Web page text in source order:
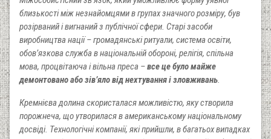
близькості між незнайомцями в групах значного розміру, був
розірваний і вигнаний з публічної сфери. Старі засоби
виробництва нації – громадянські ритуали, система освіти,
обов’язкова служба в національній обороні, релігія, спільна
мова, процвітаюча і вільна преса –все це було майже
демонтовано або зів’яло від нехтування і зловживань.
Кремнієва долина скористалася можливістю, яку створила
порожнеча, що утворилася в американському національному
досвіді. Технологічні компанії, які прийшли, в багатьох випадках